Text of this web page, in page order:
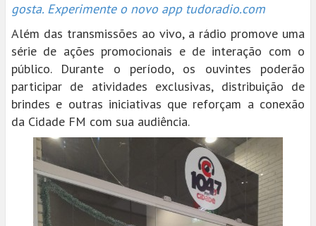
gosta. Experimente o novo app tudoradio.com
Além das transmissões ao vivo, a rádio promove uma
série de ações promocionais e de interação com o
público. Durante o período, os ouvintes poderão
participar de atividades exclusivas, distribuição de
brindes e outras iniciativas que reforçam a conexão
da Cidade FM com sua audiência.